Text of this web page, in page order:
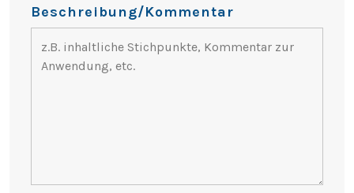
Beschreibung/Kommentar